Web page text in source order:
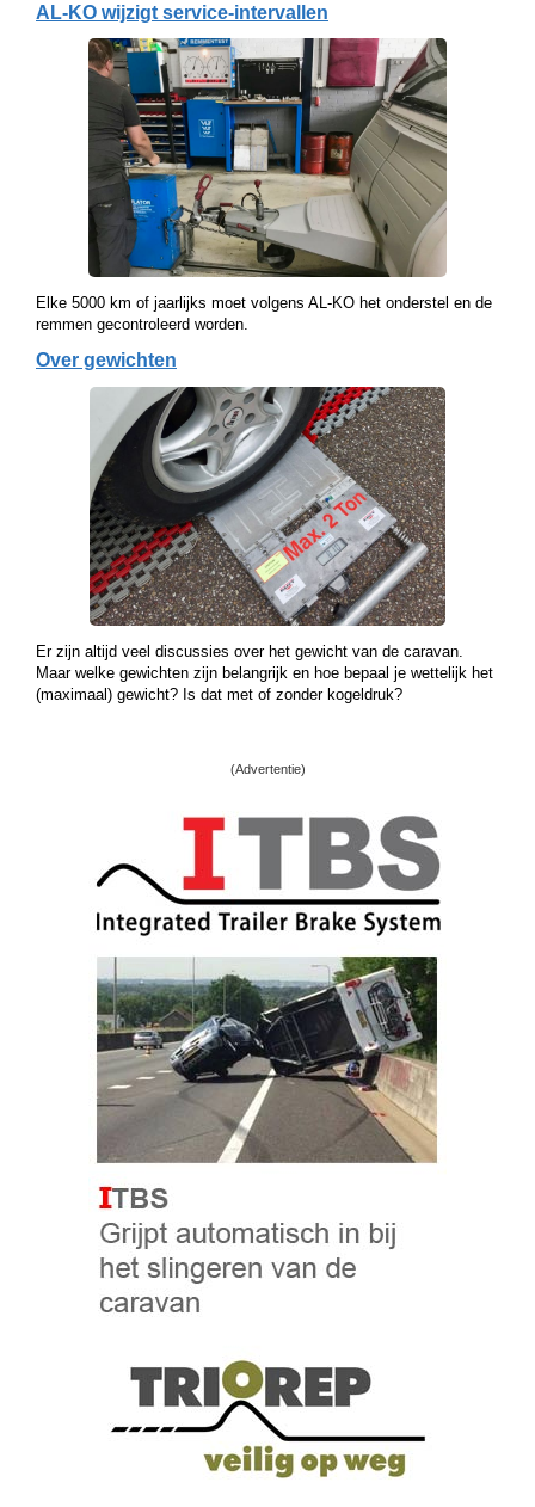
AL-KO wijzigt service-intervallen
Elke 5000 km of jaarlijks moet volgens AL-KO het onderstel en de
remmen gecontroleerd worden.
Over gewichten
Er zijn altijd veel discussies over het gewicht van de caravan.
Maar welke gewichten zijn belangrijk en hoe bepaal je wettelijk het
(maximaal) gewicht? Is dat met of zonder kogeldruk?
(Advertentie)